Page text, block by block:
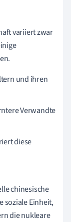
variiert zwar
und ihren
Verwandte
diese
chinesische
soziale Einheit,
die nukleare